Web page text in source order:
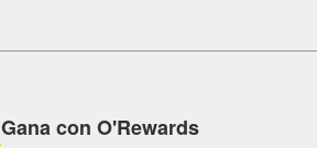
Gana con O'Rewards